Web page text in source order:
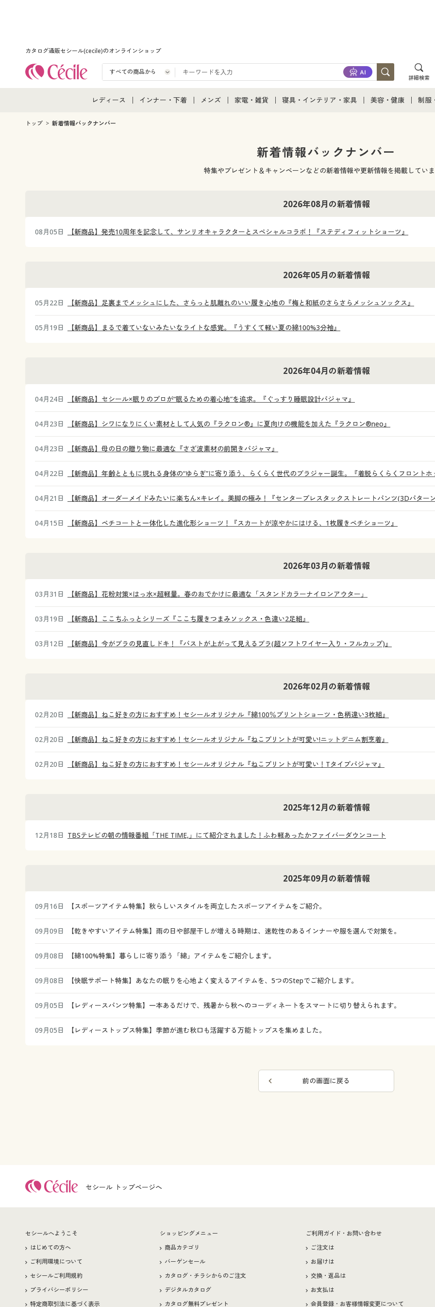
カタログ通販セシール(cecile)のオンラインショップ
詳細検索
レディース
レディース通販すべて
インナー・下着 メンズ
メンズファッション
メンズ下着
家電・雑貨
キッチン・雑貨・日用品
寝具・インテリア・家具
家具・収納
寝具・ベッド
美容・健康
美容・健康・サプリ
制服
ジュ
トップ 新着情報バックナンバー
新着情報バックナンバー
特集やプレゼント＆キャンペーンなどの新着情報や更新情報を掲載していま
2026年08月の新着情報
08月05日 【新商品】発売10周年を記念して、サンリオキャラクターとスペシャルコラボ！『ステディフィットショーツ』
2026年05月の新着情報
05月22日 【新商品】足裏までメッシュにした、さらっと肌離れのいい履き心地の『梅と和紙のさらさらメッシュソックス』
05月19日 【新商品】まるで着ていないみたいなライトな感覚。『うすくて軽い夏の綿100%3分袖』
2026年04月の新着情報
04月24日 【新商品】セシール×眠りのプロが“眠るための着心地”を追求。『ぐっすり睡眠設計パジャマ』
04月23日 【新商品】シワになりにくい素材として人気の『ラクロン®』に夏向けの機能を加えた『ラクロン®neo』
04月23日 【新商品】母の日の贈り物に最適な『さざ波素材の前開きパジャマ』
04月22日 【新商品】年齢とともに現れる身体の“ゆらぎ”に寄り添う、らくらく世代のブラジャー誕生。『着脱らくらくフロントホ
04月21日 【新商品】オーダーメイドみたいに楽ちん×キレイ。美脚の極み！『センタープレスタックストレートパンツ(3Dパターン
04月15日 【新商品】ペチコートと一体化した進化形ショーツ！『スカートが涼やかにはける、1枚履きペチショーツ』
2026年03月の新着情報
03月31日 【新商品】花粉対策×はっ水×超軽量。春のおでかけに最適な「スタンドカラーナイロンアウター」
03月19日 【新商品】ここちふっとシリーズ『ここち履きつまみソックス・色違い2足組』
03月12日 【新商品】今がブラの見直しドキ！『バストが上がって見えるブラ(超ソフトワイヤー入り・フルカップ)』
2026年02月の新着情報
02月20日 【新商品】ねこ好きの方におすすめ！セシールオリジナル『綿100％プリントショーツ・色柄違い3枚組』
02月20日 【新商品】ねこ好きの方におすすめ！セシールオリジナル『ねこプリントが可愛い!ニットデニム割烹着』
02月20日 【新商品】ねこ好きの方におすすめ！セシールオリジナル『ねこプリントが可愛い！Tタイプパジャマ』
2025年12月の新着情報
12月18日 TBSテレビの朝の情報番組「THE TIME,」にて紹介されました！ふわ軽あったかファイバーダウンコート
2025年09月の新着情報
09月16日 【スポーツアイテム特集】秋らしいスタイルを両立したスポーツアイテムをご紹介。
09月09日 【乾きやすいアイテム特集】雨の日や部屋干しが増える時期は、速乾性のあるインナーや服を選んで対策を。
09月08日 【綿100%特集】暮らしに寄り添う「綿」アイテムをご紹介します。
09月08日 【快眠サポート特集】あなたの眠りを心地よく変えるアイテムを、5つのStepでご紹介します。
09月05日 【レディースパンツ特集】一本あるだけで、残暑から秋へのコーディネートをスマートに切り替えられます。
09月05日 【レディーストップス特集】季節が進む秋口も活躍する万能トップスを集めました。
前の画面に戻る
セシール トップページへ
セシールへようこそ
はじめての方へ
ご利用環境について
セシールご利用規約
プライバシーポリシー
特定商取引法に基づく表示
ショッピングメニュー
商品カテゴリ
バーゲンセール
カタログ・チラシからのご注文
デジタルカタログ
カタログ無料プレゼント
ご利用ガイド・お問い合わせ
ご注文は
お届けは
交換・返品は
お支払は
会員登録・お客様情報変更について